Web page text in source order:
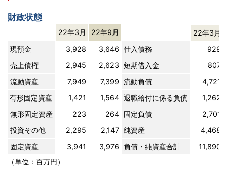
財政状態
22年3月 22年9月 22年3月
現預金
3,928 3,646 仕入債務
929
売上債権
2,945 2,623 短期借入金
807
流動資産
7,949 7,399 流動負債
4,721
有形固定資産
1,421 1,564 退職給付に係る負債
1,262
無形固定資産
223 264 固定負債
2,701
投資その他
2,295 2,147 純資産
4,468
固定資産
3,941 3,976 負債・純資産合計
11,890
（単位：百万円）